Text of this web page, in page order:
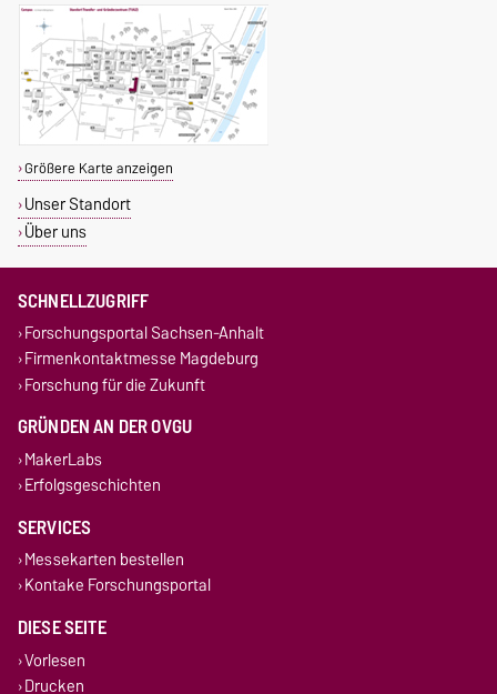
Größere Karte anzeigen
Unser Standort
Über uns
SCHNELLZUGRIFF
Forschungsportal Sachsen-Anhalt
Firmenkontaktmesse Magdeburg
Forschung für die Zukunft
GRÜNDEN AN DER OVGU
MakerLabs
Erfolgsgeschichten
SERVICES
Messekarten bestellen
Kontake Forschungsportal
DIESE SEITE
Vorlesen
Drucken